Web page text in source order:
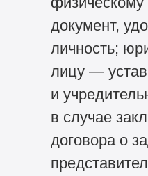
документ,
личность;
лицу — устав
и
в случае
договора о